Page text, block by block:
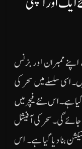
ممبران اور بزنس
اسی سلسلے میں سحر کی
ہے۔ اس نئے فیچر میں
گی۔ سحر کی آفیشل
بنا دیا گیا ہے۔ اس